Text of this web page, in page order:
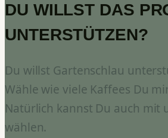
DU WILLST DAS
UNTERSTÜTZEN?
Du willst Gartenschlau
Wähle wie viele Kaffees Du
Natürlich kannst Du auch mit
wählen.